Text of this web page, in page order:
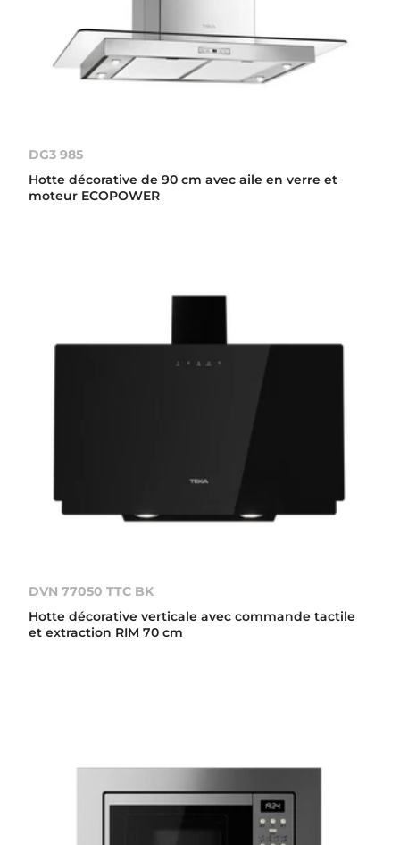
DG3 985
Hotte décorative de 90 cm avec aile en verre et
moteur ECOPOWER
DVN 77050 TTC BK
Hotte décorative verticale avec commande tactile
et extraction RIM 70 cm